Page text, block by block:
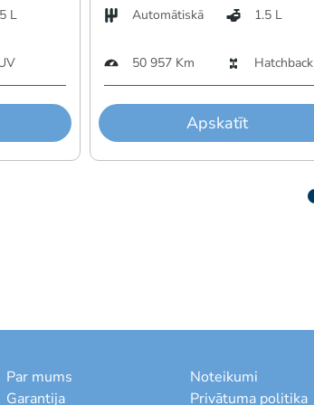
L Automātiskā 1.5 L
50 957 Km Hatchback
Apskatīt
Par mums
Garantija
Noteikumi
Privātuma politika